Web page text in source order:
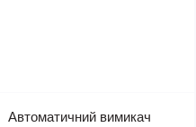
Автоматичний вимикач